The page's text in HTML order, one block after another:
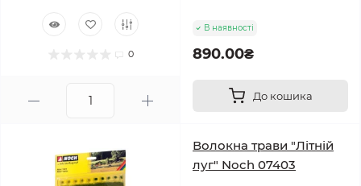
0
В наявності
890.00₴
До кошика
Волокна трави "Літній
луг" Noch 07403